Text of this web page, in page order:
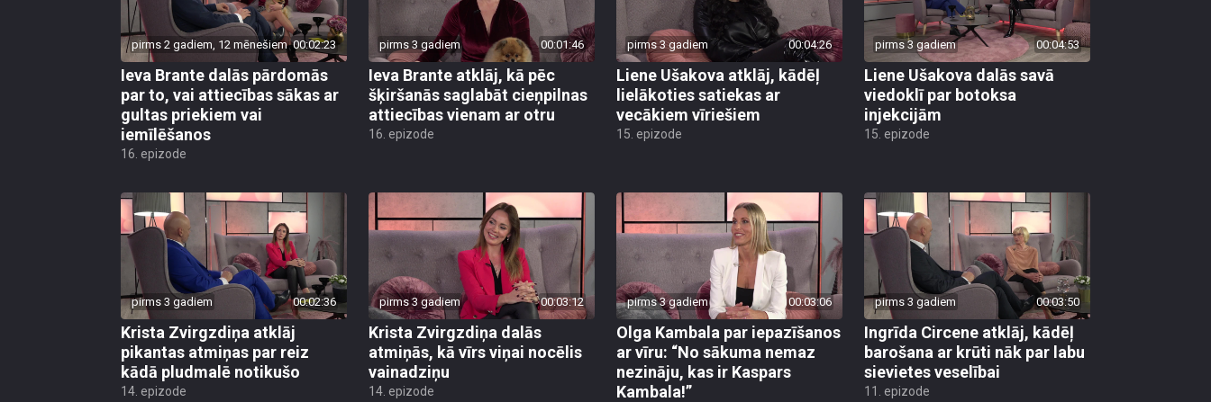
pirms 2 gadiem, 12 mēnešiem 00:02:23
Ieva Brante dalās pārdomās
par to, vai attiecības sākas ar
gultas priekiem vai
iemīlēšanos
16. epizode
pirms 3 gadiem 00:01:46
Ieva Brante atklāj, kā pēc
šķiršanās saglabāt cieņpilnas
attiecības vienam ar otru
16. epizode
pirms 3 gadiem 00:04:26
Liene Ušakova atklāj, kādēļ
lielākoties satiekas ar
vecākiem vīriešiem
15. epizode
pirms 3 gadiem 00:04:53
Liene Ušakova dalās savā
viedoklī par botoksa
injekcijām
15. epizode
pirms 3 gadiem 00:02:36
Krista Zvirgzdiņa atklāj
pikantas atmiņas par reiz
kādā pludmalē notikušo
14. epizode
pirms 3 gadiem 00:03:12
Krista Zvirgzdiņa dalās
atmiņās, kā vīrs viņai nocēlis
vainadziņu
14. epizode
pirms 3 gadiem 00:03:06
Olga Kambala par iepazīšanos
ar vīru: “No sākuma nemaz
nezināju, kas ir Kaspars
Kambala!”
pirms 3 gadiem 00:03:50
Ingrīda Circene atklāj, kādēļ
barošana ar krūti nāk par labu
sievietes veselībai
11. epizode